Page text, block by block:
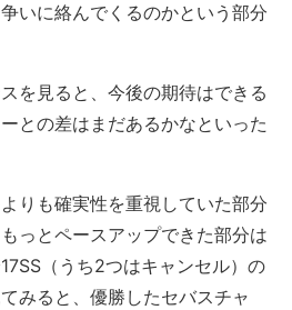
いに絡んでくるのかという部分
を見ると、今後の期待はできる
との差はまだあるかなといった
りも確実性を重視していた部分
っとペースアップできた部分は
（うち2つはキャンセル）の
みると、優勝したセバスチャ